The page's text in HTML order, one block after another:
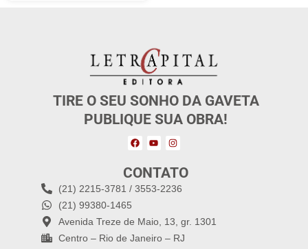
TIRE O SEU SONHO DA GAVETA
PUBLIQUE SUA OBRA!
CONTATO
(21) 2215-3781 / 3553-2236
(21) 99380-1465
Avenida Treze de Maio, 13, gr. 1301
Centro – Rio de Janeiro – RJ